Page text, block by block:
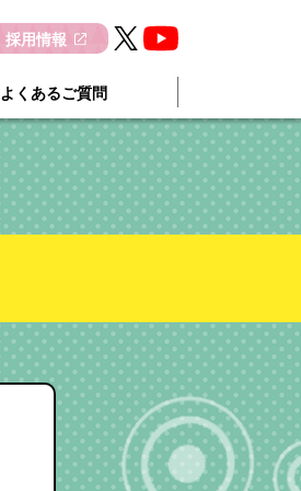
採用情報
よくあるご質問